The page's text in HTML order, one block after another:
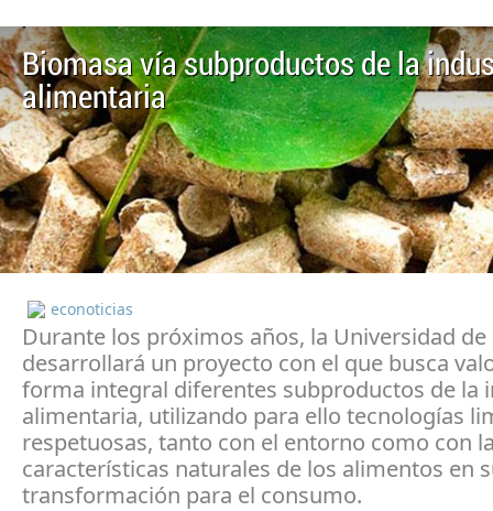
Biomasa vía subproductos de la
alimentaria
econoticias
Durante los próximos años, la Universidad
desarrollará un proyecto con el que busca
forma integral diferentes subproductos de la
alimentaria, utilizando para ello tecnologías
respetuosas, tanto con el entorno como con
características naturales de los alimentos en
transformación para el consumo.